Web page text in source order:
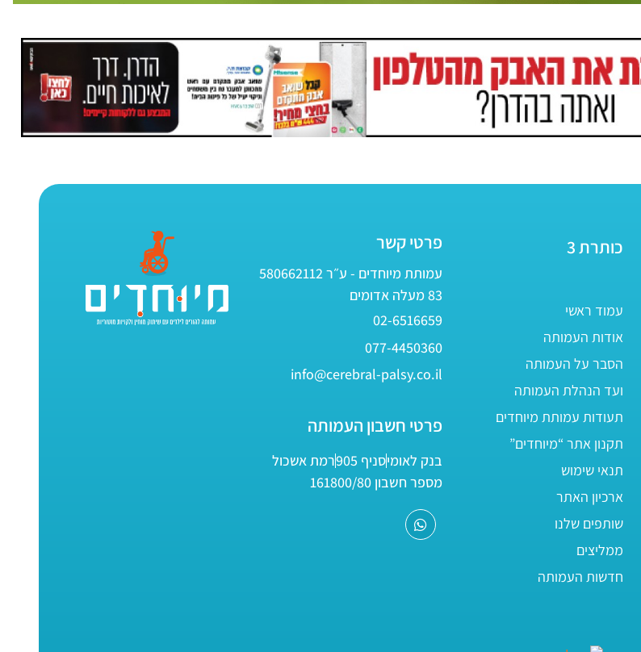
כותרת 3
עמוד ראשי
אודות העמותה
הסבר על העמותה
ועד הנהלת העמותה
תעודות עמותת מיוחדים
תקנון אתר “מיוחדים”
תנאי שימוש
ארכיון האתר
שותפים שלנו
ממליצים
חדשות העמותה
פרטי קשר
עמותת מיוחדים - ע״ר 580662112
83 מעלה אדומים
02-6516659
077-4450360
info@cerebral-palsy.co.il
פרטי חשבון העמותה
בנק לאומיסניף 905
רמת אשכול
מספר חשבון 161800/80